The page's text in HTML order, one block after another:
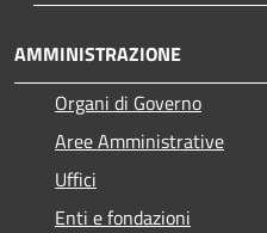
AMMINISTRAZIONE
Organi di Governo
Aree Amministrative
Uffici
Enti e fondazioni